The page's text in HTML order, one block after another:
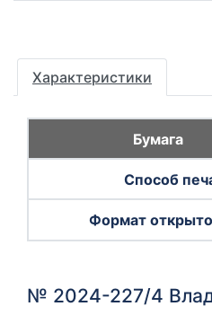
Характеристики
№ 2024-227/4